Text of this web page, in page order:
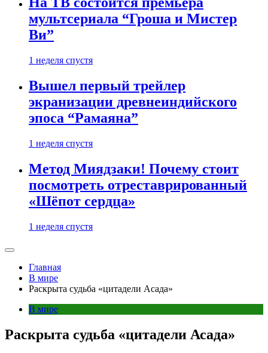
мультсериала “Гроша и Мистер
Ви”
1 неделя спустя
Вышел первый трейлер
экранизации древнеиндийского
эпоса “Рамаяна”
1 неделя спустя
Метод Миядзаки! Почему стоит
посмотреть отреставрированный
«Шёпот сердца»
1 неделя спустя
Главная
В мире
Раскрыта судьба «цитадели Асада»
В мире
Раскрыта судьба «цитадели Асада»